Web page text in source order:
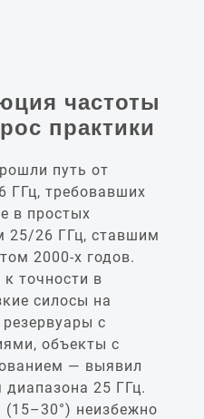
частоты
практики
путь от
ГГц, требовавших
в простых
25/26 ГГц, ставшим
2000‑х годов.
точности в
силосы на
с
объекты с
— выявил
диапазона 25 ГГц.
неизбежно